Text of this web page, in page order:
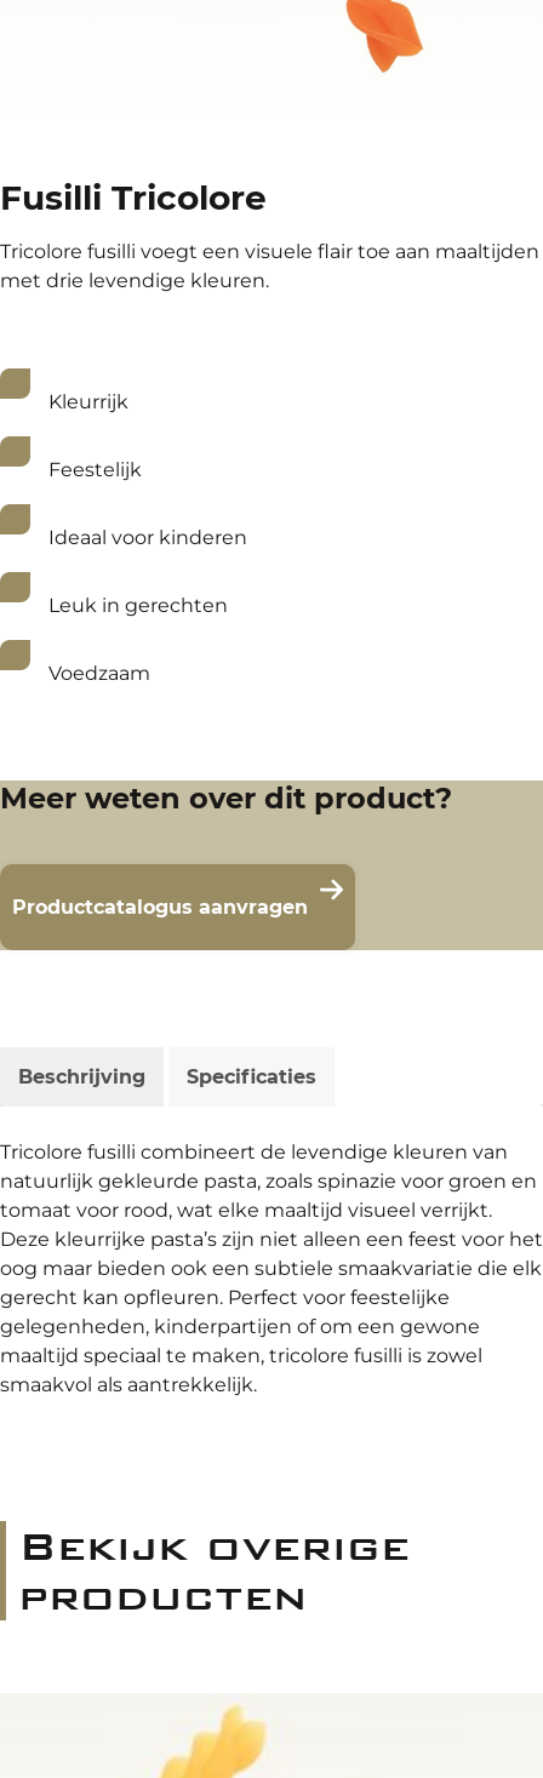
Fusilli Tricolore
Tricolore fusilli voegt een visuele flair toe aan maaltijden
met drie levendige kleuren.
Kleurrijk
Feestelijk
Ideaal voor kinderen
Leuk in gerechten
Voedzaam
Meer weten over dit product?
Productcatalogus aanvragen
Beschrijving Specificaties
Tricolore fusilli combineert de levendige kleuren van
natuurlijk gekleurde pasta, zoals spinazie voor groen en
tomaat voor rood, wat elke maaltijd visueel verrijkt.
Deze kleurrijke pasta’s zijn niet alleen een feest voor het
oog maar bieden ook een subtiele smaakvariatie die elk
gerecht kan opfleuren. Perfect voor feestelijke
gelegenheden, kinderpartijen of om een gewone
maaltijd speciaal te maken, tricolore fusilli is zowel
smaakvol als aantrekkelijk.
Bekijk overige
producten